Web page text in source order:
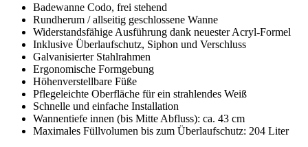
Badewanne Codo, frei stehend
Rundherum / allseitig geschlossene Wanne
Widerstandsfähige Ausführung dank neuester Acryl-Formel
Inklusive Überlaufschutz, Siphon und Verschluss
Galvanisierter Stahlrahmen
Ergonomische Formgebung
Höhenverstellbare Füße
Pflegeleichte Oberfläche für ein strahlendes Weiß
Schnelle und einfache Installation
Wannentiefe innen (bis Mitte Abfluss): ca. 43 cm
Maximales Füllvolumen bis zum Überlaufschutz: 204 Liter